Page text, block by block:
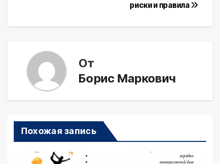
записям
риски и правила
От
Борис Маркович
Похожая запись